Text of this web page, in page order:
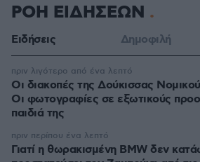
ΡΟΗ ΕΙΔΗΣΕΩΝ
Ειδήσεις Δημοφιλή
Οι διακοπές της Δούκισσας
Οι φωτογραφίες σε εξωτικούς
παιδιά της
πριν λιγότερο από ένα λεπτό
Γιατί η θωρακισμένη BMW δεν
πριν περίπου ένα λεπτό